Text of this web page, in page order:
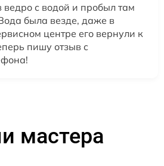
с водой и пробыл там
была везде, даже в
центре его вернули к
пишу отзыв с
мастера